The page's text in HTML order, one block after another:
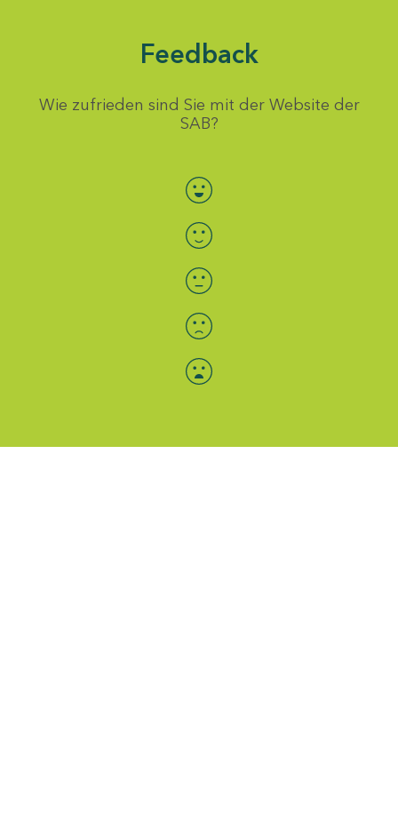
Feedback
Wie zufrieden sind Sie mit der Website der
SAB?
Bewertung auswählen